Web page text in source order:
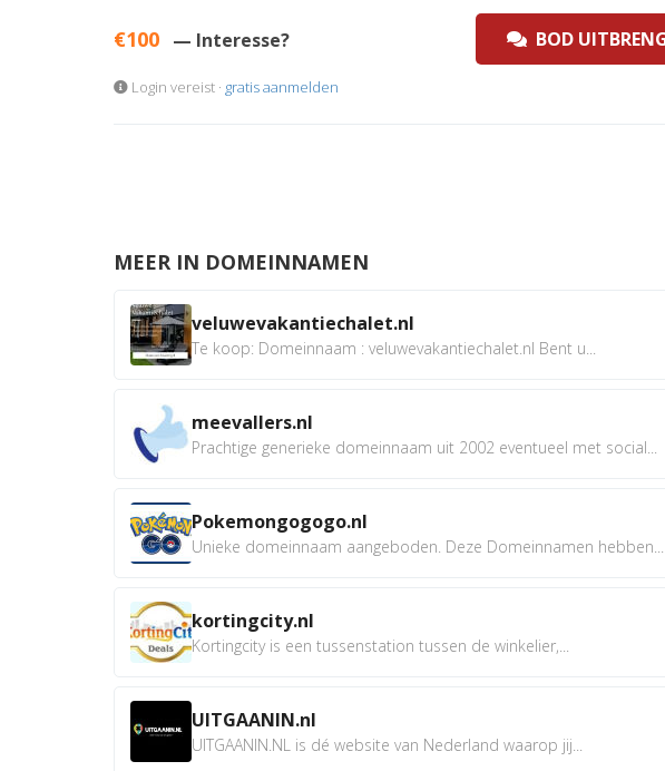
€100 — Interesse? BOD
Login vereist · gratis aanmelden
MEER IN DOMEINNAMEN
veluwevakantiechalet.nl
Te koop: Domeinnaam : veluwevakantiechalet.nl Bent u...
meevallers.nl
Prachtige generieke domeinnaam uit 2002 eventueel met social...
Pokemongogogo.nl
Unieke domeinnaam aangeboden. Deze Domeinnamen hebben...
kortingcity.nl
Kortingcity is een tussenstation tussen de winkelier,...
UITGAANIN.nl
UITGAANIN.NL is dé website van Nederland waarop jij...